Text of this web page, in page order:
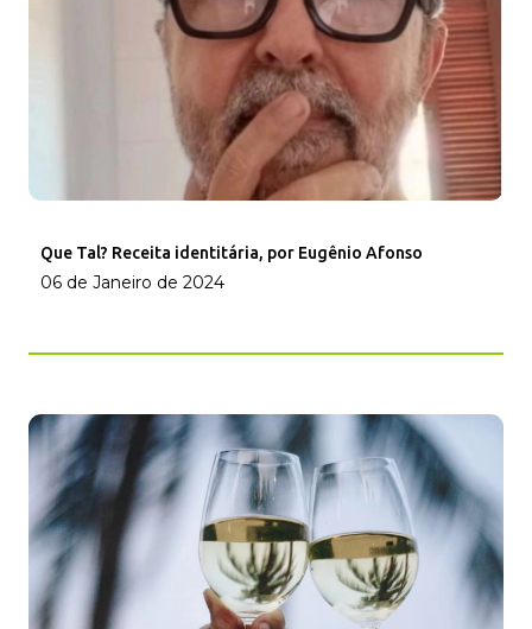
Que Tal? Receita identitária, por Eugênio Afonso
06 de Janeiro de 2024